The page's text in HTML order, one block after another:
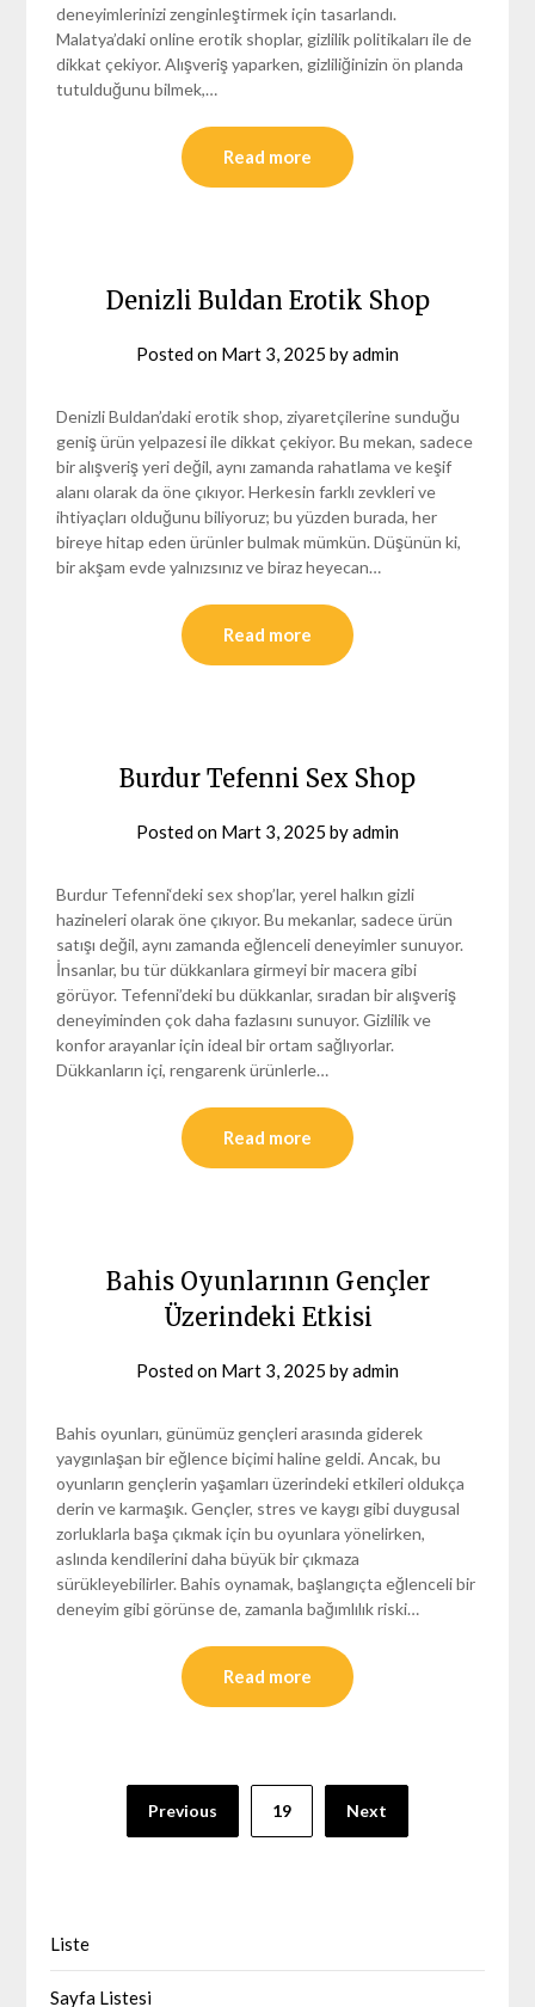
deneyimlerinizi zenginleştirmek için tasarlandı.
Malatya’daki online erotik shoplar, gizlilik politikaları ile de
dikkat çekiyor. Alışveriş yaparken, gizliliğinizin ön planda
tutulduğunu bilmek,…
Read more
Denizli Buldan Erotik Shop
Posted on Mart 3, 2025 byadmin
Denizli Buldan’daki erotik shop, ziyaretçilerine sunduğu
geniş ürün yelpazesi ile dikkat çekiyor. Bu mekan, sadece
bir alışveriş yeri değil, aynı zamanda rahatlama ve keşif
alanı olarak da öne çıkıyor. Herkesin farklı zevkleri ve
ihtiyaçları olduğunu biliyoruz; bu yüzden burada, her
bireye hitap eden ürünler bulmak mümkün. Düşünün ki,
bir akşam evde yalnızsınız ve biraz heyecan…
Read more
Burdur Tefenni Sex Shop
Posted on Mart 3, 2025 byadmin
Burdur Tefenni‘deki sex shop’lar, yerel halkın gizli
hazineleri olarak öne çıkıyor. Bu mekanlar, sadece ürün
satışı değil, aynı zamanda eğlenceli deneyimler sunuyor.
İnsanlar, bu tür dükkanlara girmeyi bir macera gibi
görüyor. Tefenni’deki bu dükkanlar, sıradan bir alışveriş
deneyiminden çok daha fazlasını sunuyor. Gizlilik ve
konfor arayanlar için ideal bir ortam sağlıyorlar.
Dükkanların içi, rengarenk ürünlerle…
Read more
Bahis Oyunlarının Gençler
Üzerindeki Etkisi
Posted on Mart 3, 2025 byadmin
Bahis oyunları, günümüz gençleri arasında giderek
yaygınlaşan bir eğlence biçimi haline geldi. Ancak, bu
oyunların gençlerin yaşamları üzerindeki etkileri oldukça
derin ve karmaşık. Gençler, stres ve kaygı gibi duygusal
zorluklarla başa çıkmak için bu oyunlara yönelirken,
aslında kendilerini daha büyük bir çıkmaza
sürükleyebilirler. Bahis oynamak, başlangıçta eğlenceli bir
deneyim gibi görünse de, zamanla bağımlılık riski…
Read more
sayfalaması
Previous 19 Next
Liste
Sayfa Listesi